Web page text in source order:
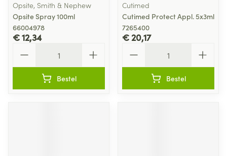
Opsite, Smith & Nephew
Opsite Spray 100ml
66004978
€ 12,34
Bestel
Cutimed
Cutimed Protect Appl. 5x3ml
7265400
€ 20,17
Bestel